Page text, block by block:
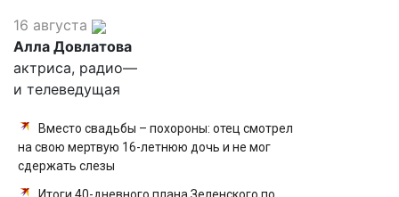
16 августа
Алла Довлатова
актриса, радио—
и телеведущая
Вместо свадьбы – похороны: отец смотрел
на свою мертвую 16-летнюю дочь и не мог
сдержать слезы